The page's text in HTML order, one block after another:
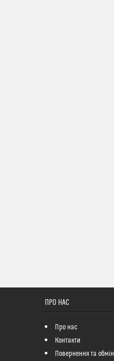
ПРО НАС
Про нас
Контакти
Повернення та обмін